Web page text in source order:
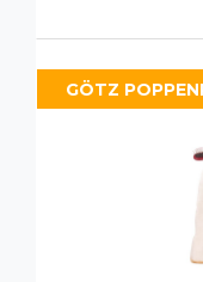
GÖTZ